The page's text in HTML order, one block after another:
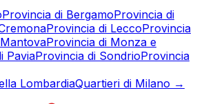
Provincia di BergamoProvincia di
Provincia di LeccoProvincia
MantovaProvincia di Monza e
PaviaProvincia di SondrioProvincia
LombardiaQuartieri di Milano →